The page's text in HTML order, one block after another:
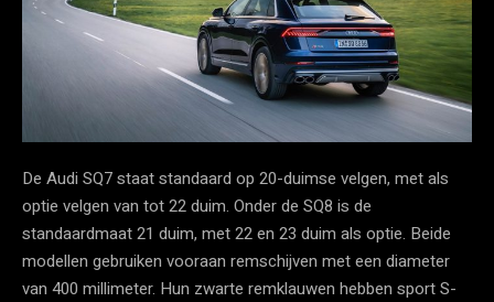
De Audi SQ7 staat standaard op 20-duimse velgen, met als
optie velgen van tot 22 duim. Onder de SQ8 is de
standaardmaat 21 duim, met 22 en 23 duim als optie. Beide
modellen gebruiken vooraan remschijven met een diameter
van 400 millimeter. Hun zwarte remklauwen hebben sport S-